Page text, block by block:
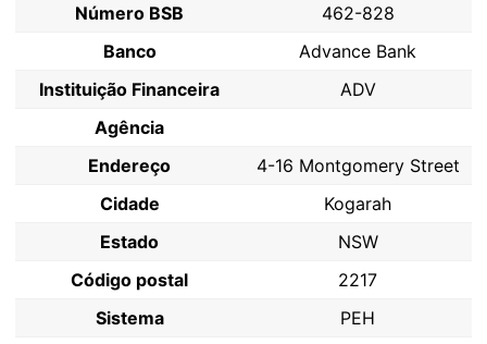
Número BSB
462-828
Banco
Advance Bank
Instituição Financeira
ADV
Agência
Endereço
4-16 Montgomery Street
Cidade
Kogarah
Estado
NSW
Código postal
2217
Sistema
PEH